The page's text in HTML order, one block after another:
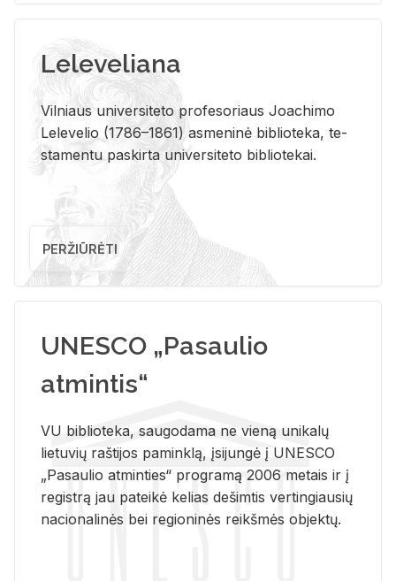
Leleveliana
Vil­niaus uni­ver­si­te­to pro­fe­so­riaus Jo­a­chi­mo
Le­le­ve­lio (1786–1861) as­me­ni­nė bi­b­lio­te­ka, te­
sta­men­tu pa­skir­ta uni­ver­si­te­to bi­b­lio­te­kai.
PERŽIŪRĖTI
UNESCO „Pasaulio
atmintis“
VU biblioteka, saugodama ne vieną unikalų
lietuvių raštijos paminklą, įsijungė į UNESCO
„Pasaulio atminties“ programą 2006 metais ir į
registrą jau pateikė kelias dešimtis vertingiausių
nacionalinės bei regioninės reikšmės objektų.